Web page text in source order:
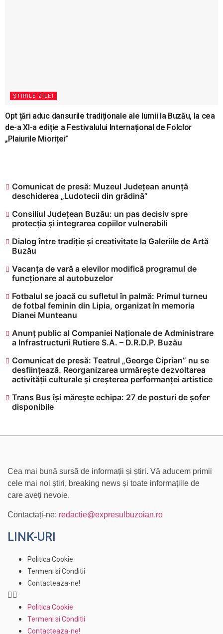
ȘTIRILE ZILEI
Opt țări aduc dansurile tradiționale ale lumii la Buzău, la cea
de-a XI-a ediție a Festivalului Internațional de Folclor
„Plaiurile Mioriței”
Comunicat de presă: Muzeul Județean anunță
deschiderea „Ludotecii din grădină”
Consiliul Județean Buzău: un pas decisiv spre
protecția și integrarea copiilor vulnerabili
Dialog între tradiție și creativitate la Galeriile de Artă
Buzău
Vacanța de vară a elevilor modifică programul de
funcționare al autobuzelor
​Fotbalul se joacă cu sufletul în palmă: Primul turneu
de fotbal feminin din Lipia, organizat în memoria
Dianei Munteanu
Anunț public al Companiei Naționale de Administrare
a Infrastructurii Rutiere S.A. – D.R.D.P. Buzău
Comunicat de presă: Teatrul „George Ciprian” nu se
desființează. Reorganizarea urmărește dezvoltarea
activității culturale și creșterea performanței artistice
Trans Bus își mărește echipa: 27 de posturi de șofer
disponibile
Cea mai bună sursă de informații și știri. Vă aducem primii
cele mai noi știri, breaking news și toate informațiile de
care aveți nevoie.
Contactați-ne: redactie@expresulbuzoian.ro
LINK-URI
Politica Cookie
Termeni si Conditii
Contacteaza-ne!
Politica Cookie
Termeni si Conditii
Contacteaza-ne!